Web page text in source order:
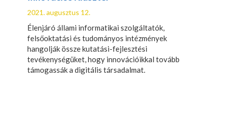
2021. augusztus 12.
Élenjáró állami informatikai szolgáltatók,
felsőoktatási és tudományos intézmények
hangolják össze kutatási-fejlesztési
tevékenységüket, hogy innovációikkal tovább
támogassák a digitális társadalmat.